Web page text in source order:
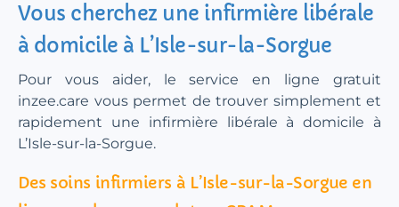
Vous cherchez une infirmière libérale
à domicile à L’Isle-sur-la-Sorgue
Pour vous aider, le service en ligne gratuit
inzee.care vous permet de trouver simplement et
rapidement une infirmière libérale à domicile à
L’Isle-sur-la-Sorgue.
Des soins infirmiers à L’Isle-sur-la-Sorgue en